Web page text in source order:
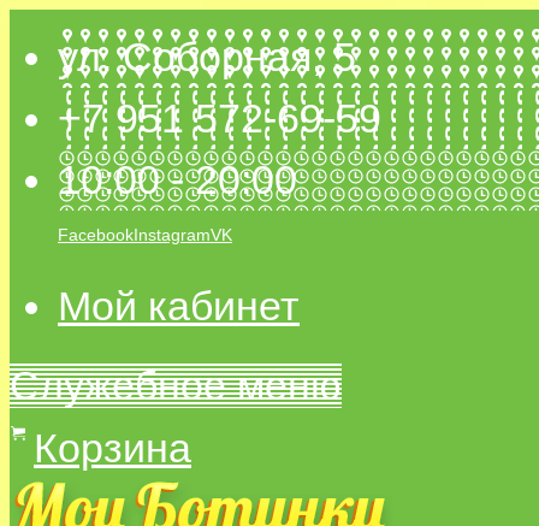
ул. Соборная, 5
+7 951 572-69-59
10:00 - 20:00
FacebookInstagramVK
Мой кабинет
Служебное меню
Корзина